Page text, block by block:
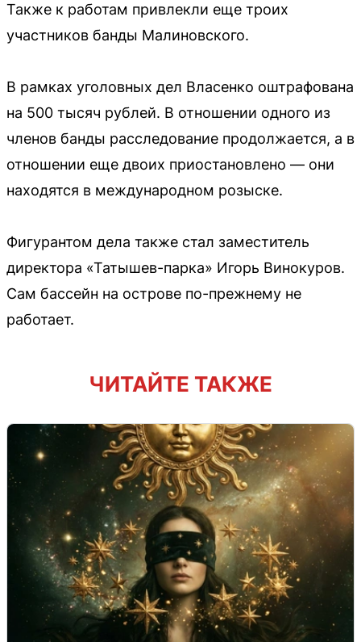
Также к работам привлекли еще троих
участников банды Малиновского.
В рамках уголовных дел Власенко оштрафована
на 500 тысяч рублей. В отношении одного из
членов банды расследование продолжается, а в
отношении еще двоих приостановлено — они
находятся в международном розыске.
Фигурантом дела также стал заместитель
директора «Татышев-парка» Игорь Винокуров.
Сам бассейн на острове по-прежнему не
работает.
ЧИТАЙТЕ ТАКЖЕ